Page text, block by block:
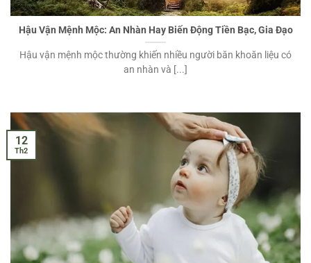
Hậu Vận Mệnh Mộc: An Nhàn Hay Biến Động Tiền Bạc, Gia Đạo
Hậu vận mệnh mộc thường khiến nhiều người băn khoăn liệu có
an nhàn và [...]
12
Th2